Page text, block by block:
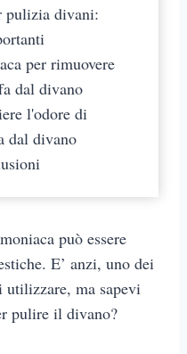
pulizia divani:
per rimuovere
dal divano
l'odore di
dal divano
può essere
E’ anzi, uno dei
ma sapevi
pulire il divano?